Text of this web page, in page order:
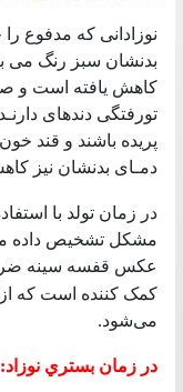
نوزادانی‌ که‌ مدفوع
بدنشان سبز رنگ‌ می‌
کاهش‌ یافته‌ است‌ و
تورفتگی‌ دندهای‌
پریده باشند و قند
دمـای‌ بدنشان نیز
در زمان تولد با
مشکل‌ تشخیص‌ داده
عکس‌ قفسه‌ سینه‌
کمک‌ کننده است‌ که‌
می‌شود.
در زمان بستري نوزاد: